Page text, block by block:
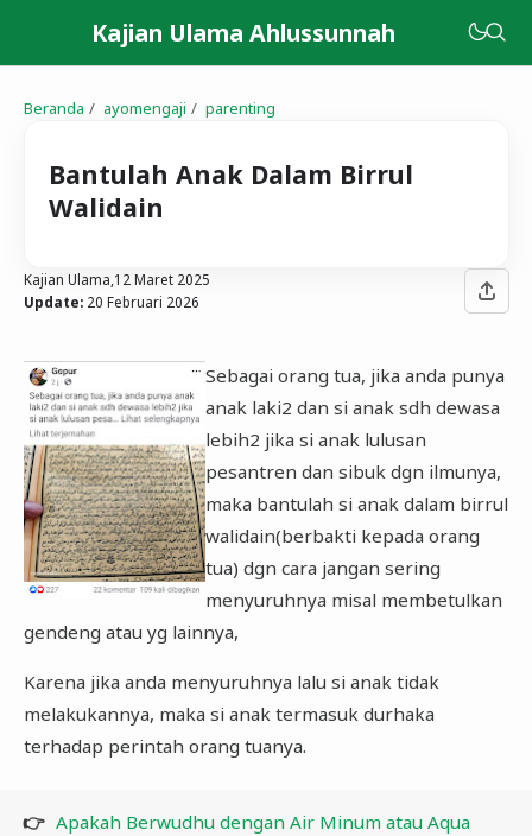
Kajian Ulama Ahlussunnah
Beranda ayomengaji parenting
Bantulah Anak Dalam Birrul
Walidain
Kajian Ulama, 12 Maret 2025
Update: 20 Februari 2026
Sebagai orang tua, jika anda punya
anak laki2 dan si anak sdh dewasa
lebih2 jika si anak lulusan
pesantren dan sibuk dgn ilmunya,
maka bantulah si anak dalam birrul
walidain(berbakti kepada orang
tua) dgn cara jangan sering
menyuruhnya misal membetulkan
gendeng atau yg lainnya,
Karena jika anda menyuruhnya lalu si anak tidak
melakukannya, maka si anak termasuk durhaka
terhadap perintah orang tuanya.
👉 Apakah Berwudhu dengan Air Minum atau Aqua